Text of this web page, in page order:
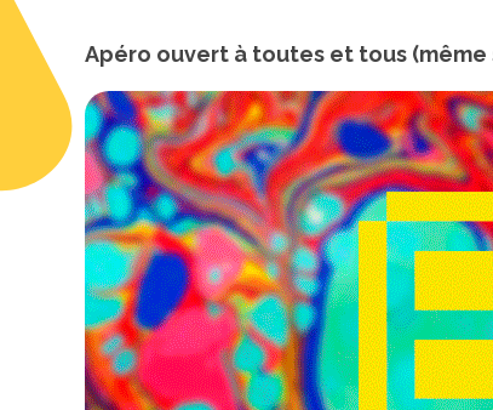
Apéro ouvert à toutes et tous (même